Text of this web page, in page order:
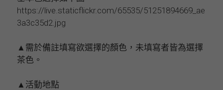
https://live.staticflickr.com/65535/51251894669_ae
3a3c35d2.jpg
▲需於備註填寫欲選擇的顏色，未填寫者皆為選擇
茶色。
▲活動地點